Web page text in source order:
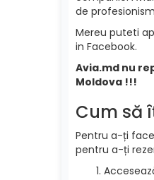
de
Mereu puteti
in Facebook.
Avia.md nu
Moldova !!!
Cum să
Pentru a-ți
pentru a-ți